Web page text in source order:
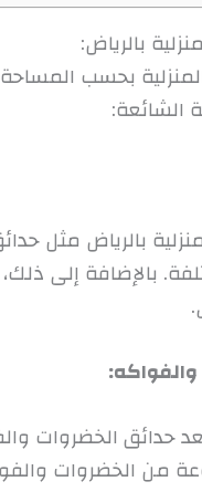
بالرياض:
المنزلية بحسب
الشائعة:
بالرياض مثل
بالإضافة إلى
حدائق الخضروات
من الخضروات